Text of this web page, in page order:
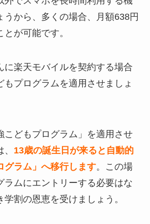
うから、多くの場合、月額638円
が可能です。
に楽天モバイルを契約する場合
もプログラムを適用させましょ
こどもプログラム」を適用させ
13歳の誕生日が来ると自動的
グラム」へ移行します。この場
ラムにエントリーする必要はな
割の恩恵を受けましょう。